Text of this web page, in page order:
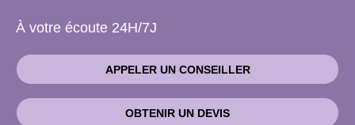
À votre écoute 24H/7J
APPELER UN CONSEILLER
OBTENIR UN DEVIS